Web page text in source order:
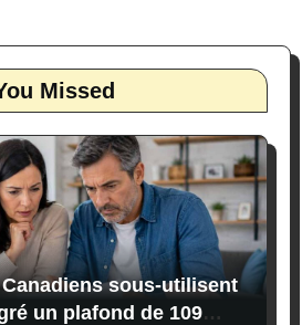
Missed
sous-utilisent
un plafond de 109